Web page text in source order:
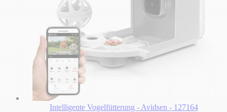
Intelligente Vogelfütterung - Avidsen - 127164